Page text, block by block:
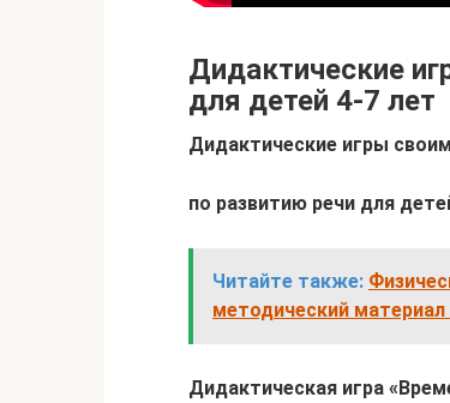
Дидактические
для детей 4-7 лет
Дидактические игры
по развитию речи для
Читайте также:
методический
Дидактическая игра